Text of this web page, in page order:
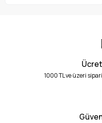
1000 TL ve üzeri